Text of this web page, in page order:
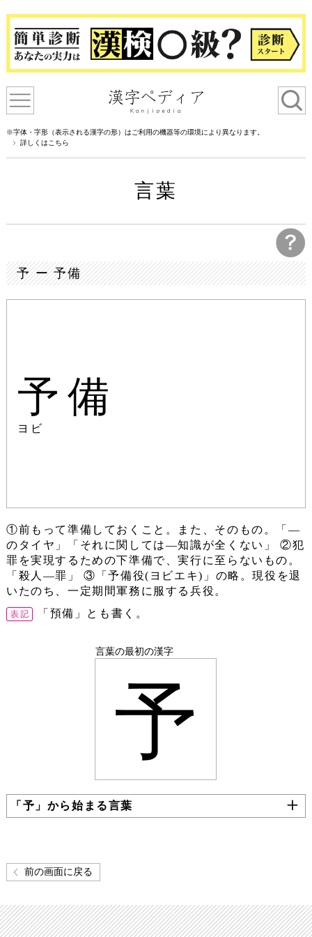
※字体・字形（表示される漢字の形）はご利用の機器等の環境により異なります。
詳しくはこちら
言葉
予 ー 予備
予備
ヨビ
①前もって準備しておくこと。また、そのもの。「―
のタイヤ」「それに関しては―知識が全くない」 ②犯
罪を実現するための下準備で、実行に至らないもの。
「殺人―罪」 ③「予備役(ヨビエキ)」の略。現役を退
いたのち、一定期間軍務に服する兵役。
「預備」とも書く。
言葉の最初の漢字
予
「予」から始まる言葉
前の画面に戻る